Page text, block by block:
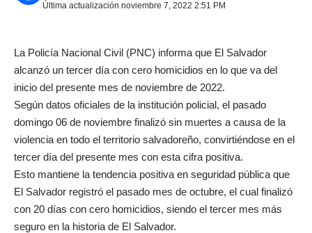
Última actualización noviembre 7, 2022 2:51 PM
La Policía Nacional Civil (PNC) informa que El Salvador
alcanzó un tercer día con cero homicidios en lo que va del
inicio del presente mes de noviembre de 2022.
Según datos oficiales de la institución policial, el pasado
domingo 06 de noviembre finalizó sin muertes a causa de la
violencia en todo el territorio salvadoreño, convirtiéndose en el
tercer día del presente mes con esta cifra positiva.
Esto mantiene la tendencia positiva en seguridad pública que
El Salvador registró el pasado mes de octubre, el cual finalizó
con 20 días con cero homicidios, siendo el tercer mes más
seguro en la historia de El Salvador.